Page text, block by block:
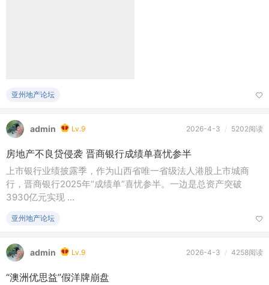
亚州地产论坛
admin Lv.9 2026-4-3 / 5202阅读
房地产不良贷侵袭 晋商银行成绩单喜忧参半
上市银行业绩披露季，作为山西省唯一省级法人港股上市城商
行，晋商银行2025年“成绩单”喜忧参半。一边是总资产突破
3930亿元实现 ...
亚州地产论坛
admin Lv.9 2026-4-3 / 4258阅读
“澳洲优思益”假洋牌崩盘